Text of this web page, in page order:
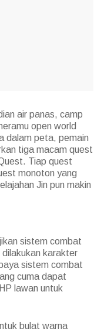
air panas, camp
open world
dalam peta, pemain
tiga macam quest
Tiap quest
monoton yang
Jin pun makin
sistem combat
dilakukan karakter
sistem combat
cuma dapat
lawan untuk
bulat warna